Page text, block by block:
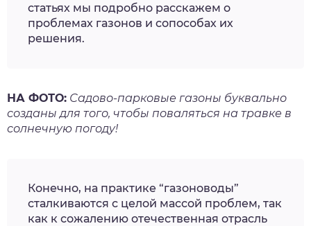
статьях мы подробно расскажем о
проблемах газонов и сопособах их
решения.
НА ФОТО: Садово-парковые газоны буквально
созданы для того, чтобы поваляться на травке в
солнечную погоду!
Конечно, на практике “газоноводы”
сталкиваются с целой массой проблем, так
как к сожалению отечественная отрасль